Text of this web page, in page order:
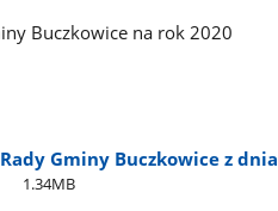
Buczkowice na rok 2020
Gminy Buczkowice z
1.34MB